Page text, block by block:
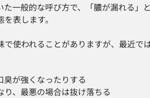
一般的な呼び方で、「膿が漏れる」
表します。
使われることがありますが、最近で
が強くなったりする
、最悪の場合は抜け落ちる